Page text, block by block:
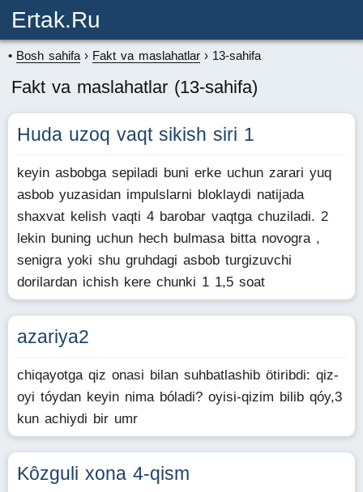
Ertak.ru
Bosh sahifa Fakt va maslahatlar 13-sahifa
Fakt va maslahatlar (13-sahifa)
Huda uzoq vaqt sikish siri 1
keyin asbobga sepiladi buni erke uchun zarari yuq
asbob yuzasidan impulslarni bloklaydi natijada
shaxvat kelish vaqti 4 barobar vaqtga chuziladi. 2
lekin buning uchun hech bulmasa bitta novogra ,
senigra yoki shu gruhdagi asbob turgizuvchi
dorilardan ichish kere chunki 1 1,5 soat
azariya2
chiqayotga qiz onasi bilan suhbatlashib ötiribdi: qiz-
oyi tóydan keyin nima bóladi? oyisi-qizim bilib qóy,3
kun achiydi bir umr
Kôzguli xona 4-qism